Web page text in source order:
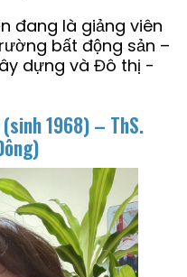
đang là giảng viên
bất động sản –
dựng và Đô thị -
1968) – ThS.